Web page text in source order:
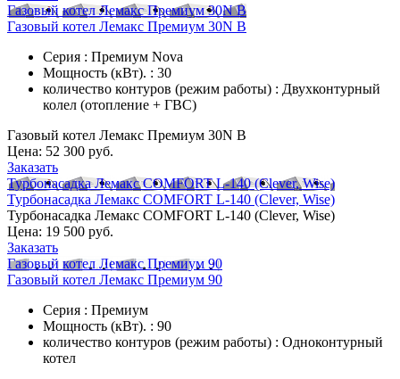
Газовый котел Лемакс Премиум 30N B
Газовый котел Лемакс Премиум 30N B
Серия : Премиум Nova
Мощность (кВт). : 30
количество контуров (режим работы) : Двухконтурный
колел (отопление + ГВС)
Газовый котел Лемакс Премиум 30N B
Цена: 52 300 руб.
Заказать
Турбонасадка Лемакс COMFORT L-140 (Clever, Wise)
Турбонасадка Лемакс COMFORT L-140 (Clever, Wise)
Турбонасадка Лемакс COMFORT L-140 (Clever, Wise)
Цена: 19 500 руб.
Заказать
Газовый котел Лемакс Премиум 90
Газовый котел Лемакс Премиум 90
Серия : Премиум
Мощность (кВт). : 90
количество контуров (режим работы) : Одноконтурный
котел